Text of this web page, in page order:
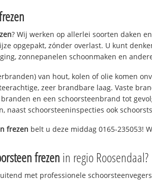
? Wij werken op allerlei soorten daken
opgepakt, zónder overlast. U kunt
zonnepanelen schoonmaken en
van hout, kolen of olie komen
zeer brandbare laag. Vaste
en een schoorsteenbrand tot
naast schoorsteeninspecties ook
frezen belt u deze middag 0165-235053!
frezen in regio Roosendaal?
met professionele